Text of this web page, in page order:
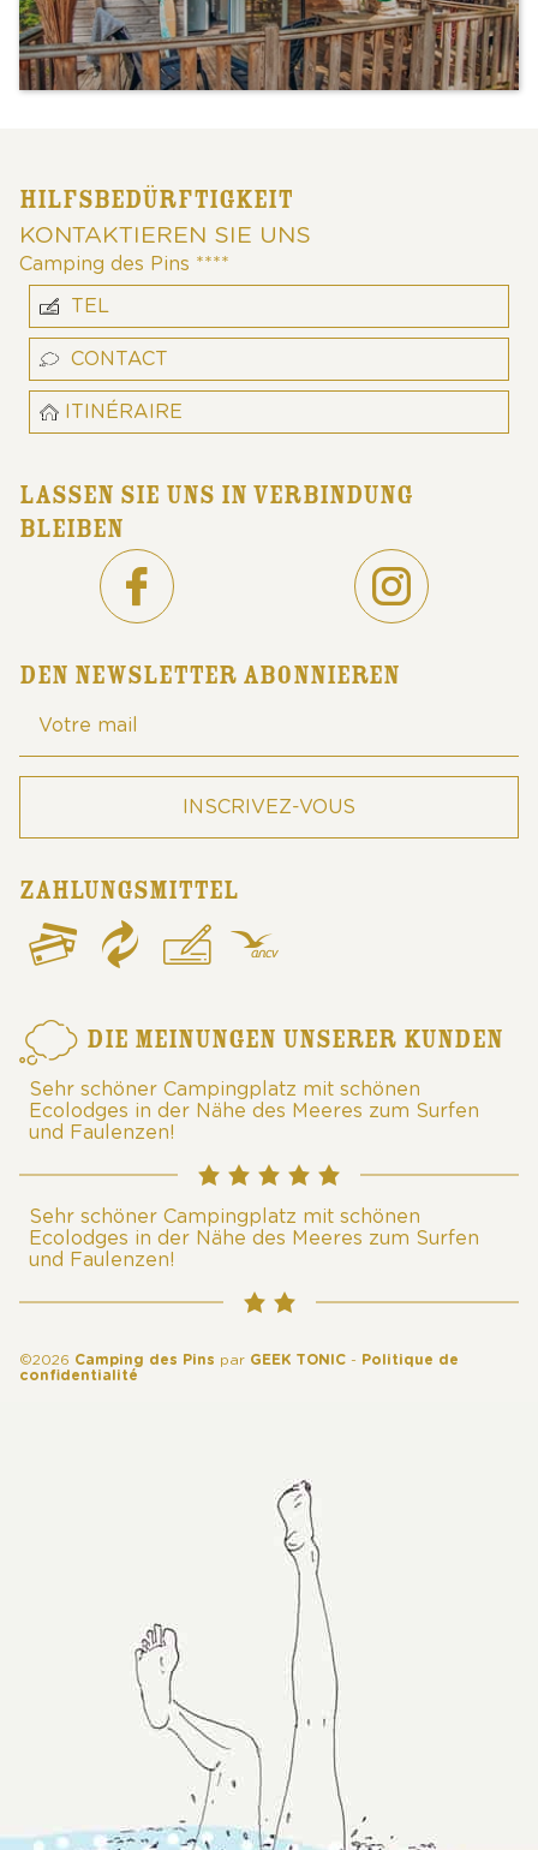
HILFSBEDÜRFTIGKEIT
KONTAKTIEREN SIE UNS
Camping des Pins ****
TEL
CONTACT
ITINÉRAIRE
LASSEN SIE UNS IN VERBINDUNG
BLEIBEN
DEN NEWSLETTER ABONNIEREN
ZAHLUNGSMITTEL
DIE MEINUNGEN UNSERER KUNDEN
Sehr schöner Campingplatz mit schönen
Ecolodges in der Nähe des Meeres zum Surfen
und Faulenzen!
Sehr schöner Campingplatz mit schönen
Ecolodges in der Nähe des Meeres zum Surfen
und Faulenzen!
©2026 Camping des Pins par GEEK TONIC - Politique de
confidentialité